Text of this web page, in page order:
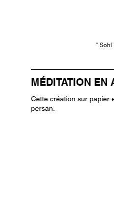
" Sohl
MÉDITATION EN
Cette création sur papier
persan.